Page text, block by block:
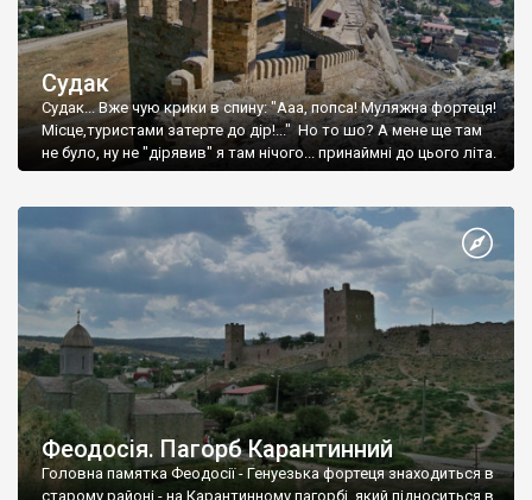
Судак
Судак... Вже чую крики в спину: "Ааа, попса! Муляжна фортеця!
Місце,туристами затерте до дір!..." Но то шо? А мене ще там
не було, ну не "дірявив" я там нічого... принаймні до цього літа.
Феодосія. Пагорб Карантинний
Головна памятка Феодосії - Генуезька фортеця знаходиться в
старому районі - на Карантинному пагорбі, який підноситься в